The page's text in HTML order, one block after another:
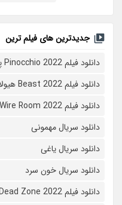
جدیدترین های فیلم ترین
دانلود فیلم Pinocchio 2022 پینوکیو
دانلود فیلم Beast 2022 هیولا
دانلود فیلم Wire Room 2022 اتاق شنود
دانلود سریال مهمونی
دانلود سریال یاغی
دانلود سریال خون سرد
دانلود فیلم 2022 Dead Zone منطقه مرده